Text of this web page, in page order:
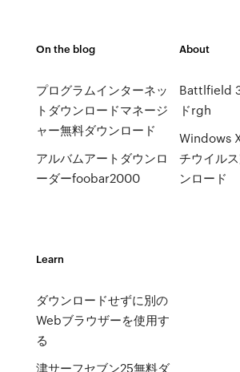
On the blog
プログラムインターネッ
トダウンロードマネージ
ャー無料ダウンロード
アルバムアートダウンロ
ーダーfoobar2000
About
Battlfield
ドrgh
Windows
チウイル
ンロード
Learn
ダウンロードせずに別の
Webブラウザーを使用す
る
津サーフセブン25無料ダ